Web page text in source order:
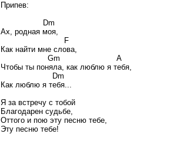
Припев:
Dm
Ах, родная моя,
F
Как найти мне слова,
Gm A
Чтобы ты поняла, как люблю я тебя,
Dm
Как люблю я тебя...
Я за встречу с тобой
Благодарен судьбе,
Оттого и пою эту песню тебе,
Эту песню тебе!